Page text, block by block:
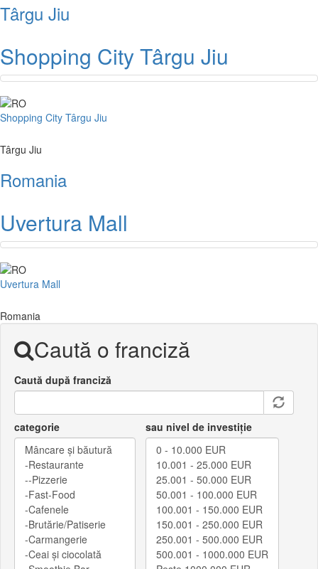
Târgu Jiu
Shopping City Târgu Jiu
Shopping City Târgu Jiu
Târgu Jiu
Romania
Uvertura Mall
Uvertura Mall
Romania
Caută o franciză
Caută după franciză
categorie sau nivel de investiție